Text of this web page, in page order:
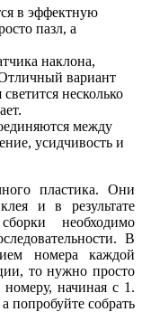
в эффектную
пазл, а
наклона,
вариант
несколько
между
усидчивость и
пластика. Они
и в результате
необходимо
В
номера каждой
то нужно просто
номеру, начиная с 1.
попробуйте собрать